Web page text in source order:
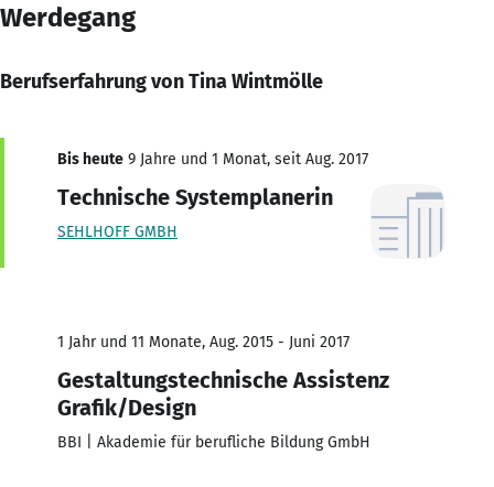
Werdegang
Berufserfahrung von Tina Wintmölle
Bis heute 9 Jahre und 1 Monat, seit Aug. 2017
Technische Systemplanerin
SEHLHOFF GMBH
1 Jahr und 11 Monate, Aug. 2015 - Juni 2017
Gestaltungstechnische Assistenz
Grafik/Design
BBI | Akademie für berufliche Bildung GmbH